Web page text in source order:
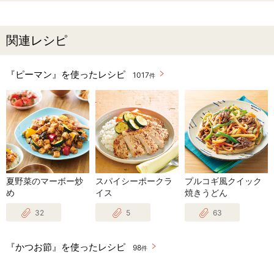
関連レシピ
『ピーマン』を使ったレシピ 1017件
夏野菜のマーボー炒
め
32
スパイシーポークラ
イス
5
プルコギ風クイック
焼きうどん
63
『かつお節』を使ったレシピ 98件